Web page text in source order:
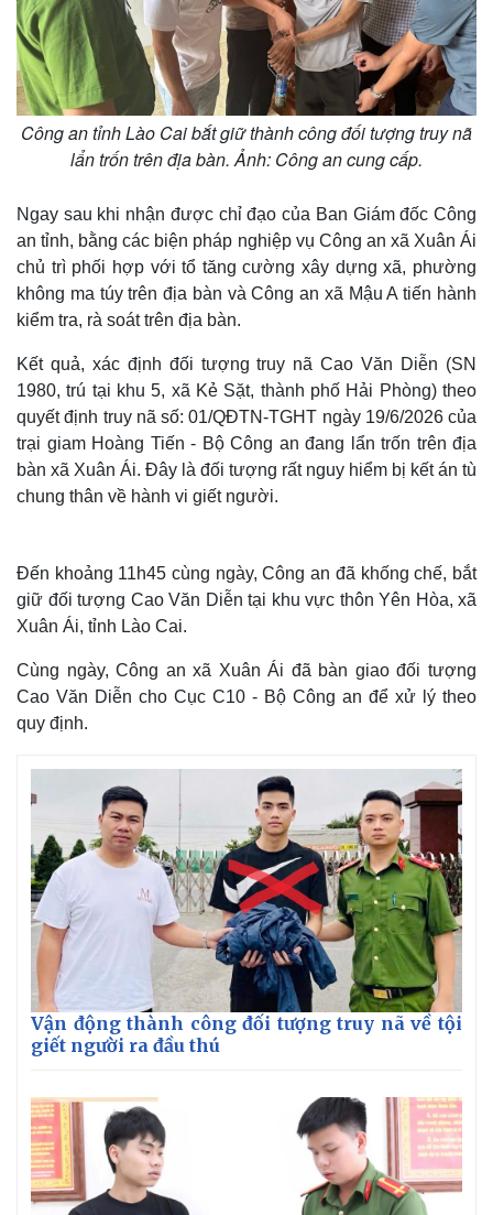
Thế giới
Cuộc sống đó đây
Hồ sơ
E-Magazine
Infographic
Công an tỉnh Lào Cai bắt giữ thành công đối tượng truy nã
lẩn trốn trên địa bàn. Ảnh: Công an cung cấp.
Ngay sau khi nhận được chỉ đạo của Ban Giám đốc Công
an tỉnh, bằng các biện pháp nghiệp vụ Công an xã Xuân Ái
chủ trì phối hợp với tổ tăng cường xây dựng xã, phường
không ma túy trên địa bàn và Công an xã Mậu A tiến hành
kiểm tra, rà soát trên địa bàn.
Kết quả, xác định đối tượng truy nã Cao Văn Diễn (SN
1980, trú tại khu 5, xã Kẻ Sặt, thành phố Hải Phòng) theo
quyết định truy nã số: 01/QĐTN-TGHT ngày 19/6/2026 của
trại giam Hoàng Tiến - Bộ Công an đang lẩn trốn trên địa
bàn xã Xuân Ái. Đây là đối tượng rất nguy hiểm bị kết án tù
chung thân về hành vi giết người.
Đến khoảng 11h45 cùng ngày, Công an đã khống chế, bắt
giữ đối tượng Cao Văn Diễn tại khu vực thôn Yên Hòa, xã
Xuân Ái, tỉnh Lào Cai.
Cùng ngày, Công an xã Xuân Ái đã bàn giao đối tượng
Cao Văn Diễn cho Cục C10 - Bộ Công an để xử lý theo
quy định.
Vận động thành công đối tượng truy nã về tội
giết người ra đầu thú